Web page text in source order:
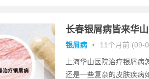
长春银屑病皆来华
银屑病 • 11个月前 (09-
上海华山医院治疗银屑病
还是一些复杂的皮肤疾病